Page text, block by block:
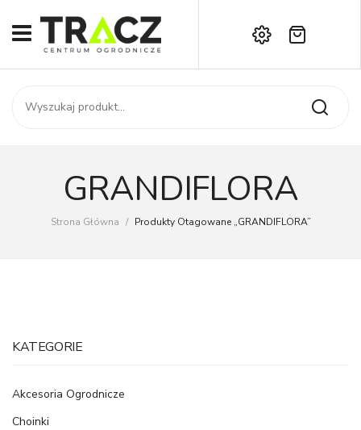
START
SKLEP
AKTUALNOŚCI
Kontakt
Brak produktów w koszyku.
GRANDIFLORA
Strona Główna / Produkty Otagowane „GRANDIFLORA”
KATEGORIE
Akcesoria Ogrodnicze
Choinki